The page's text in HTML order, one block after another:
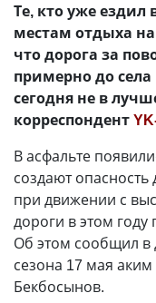
Те, кто уже ездил
местам отдыха
что дорога за
примерно до
сегодня не в
корреспондент
В асфальте
создают
при движении с
дороги в этом году
Об этом сообщил в
сезона 17 мая
Бекбосынов.